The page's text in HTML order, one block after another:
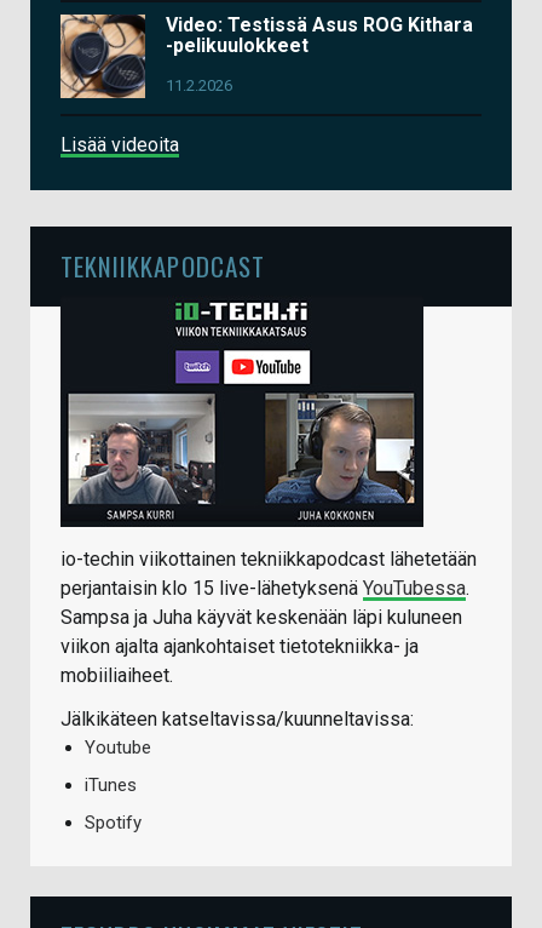
Video: Testissä Asus ROG Kithara
-pelikuulokkeet
11.2.2026
Lisää videoita
TEKNIIKKAPODCAST
io-techin viikottainen tekniikkapodcast lähetetään
perjantaisin klo 15 live-lähetyksenä YouTubessa.
Sampsa ja Juha käyvät keskenään läpi kuluneen
viikon ajalta ajankohtaiset tietotekniikka- ja
mobiiliaiheet.
Jälkikäteen katseltavissa/kuunneltavissa:
Youtube
iTunes
Spotify